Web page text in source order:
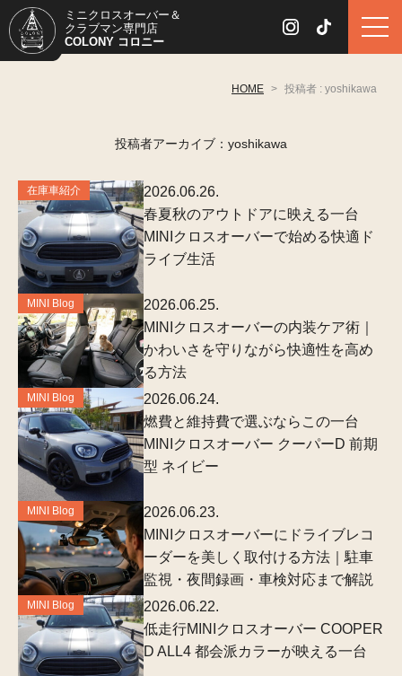
ミニクロスオーバー＆
クラブマン専門店
COLONY コロニー
HOME > 投稿者 : yoshikawa
投稿者アーカイブ：yoshikawa
在庫車紹介
2026.06.26.
春夏秋のアウトドアに映える一台
MINIクロスオーバーで始める快適ド
ライブ生活
MINI Blog
2026.06.25.
MINIクロスオーバーの内装ケア術｜
かわいさを守りながら快適性を高め
る方法
MINI Blog
2026.06.24.
燃費と維持費で選ぶならこの一台
MINIクロスオーバー クーパーD 前期
型 ネイビー
MINI Blog
2026.06.23.
MINIクロスオーバーにドライブレコ
ーダーを美しく取付ける方法｜駐車
監視・夜間録画・車検対応まで解説
MINI Blog
2026.06.22.
低走行MINIクロスオーバー COOPER
D ALL4 都会派カラーが映える一台